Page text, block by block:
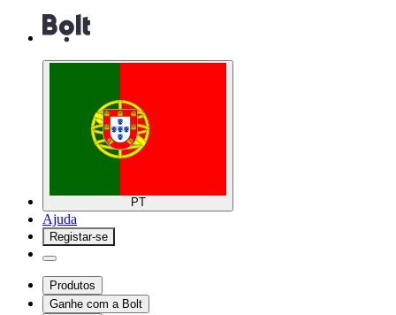
PT
Ajuda
Registar-se
Produtos
Ganhe com a Bolt